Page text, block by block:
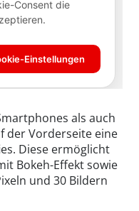
als auch
der Vorderseite eine
Diese ermöglicht
Bokeh-Effekt sowie
und 30 Bildern